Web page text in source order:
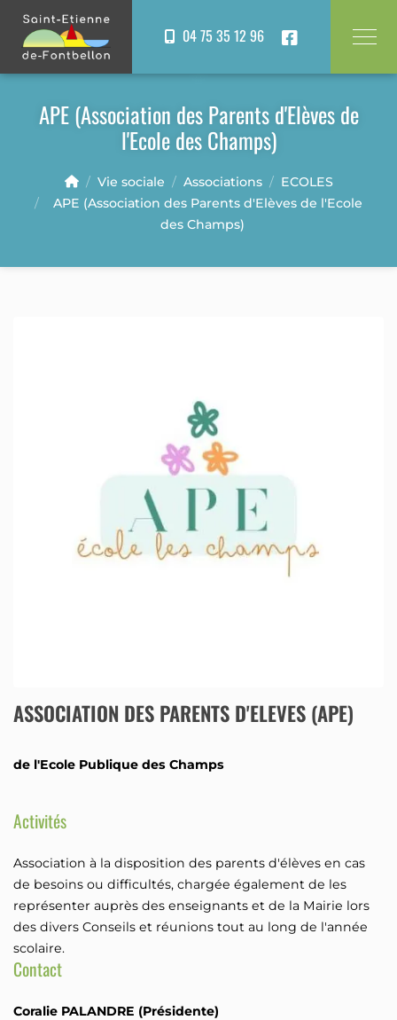
04 75 35 12 96
APE (Association des Parents d'Elèves de
l'Ecole des Champs)
Vie sociale Associations
ECOLES
APE (Association des Parents d'Elèves de l'Ecole
des Champs)
ASSOCIATION DES PARENTS D'ELEVES (APE)
de l'Ecole Publique des Champs
Activités
Association à la disposition des parents d'élèves en cas
de besoins ou difficultés, chargée également de les
représenter auprès des enseignants et de la Mairie lors
des divers Conseils et réunions tout au long de l'année
scolaire.
Contact
Coralie PALANDRE (Présidente)
Panneau de gestion des cookies